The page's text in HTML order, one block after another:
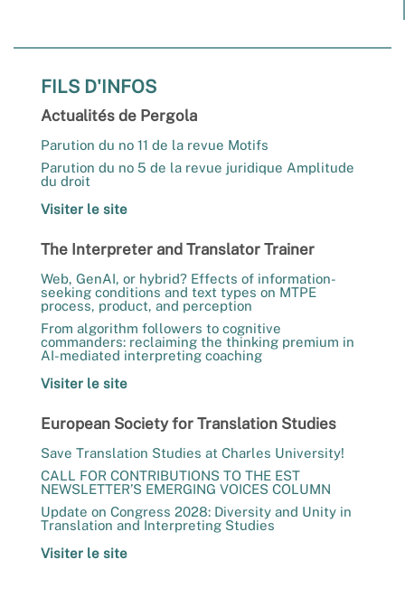
FILS D'INFOS
Actualités de Pergola
Parution du no 11 de la revue Motifs
Parution du no 5 de la revue juridique Amplitude
du droit
Visiter le site
The Interpreter and Translator Trainer
Web, GenAI, or hybrid? Effects of information-
seeking conditions and text types on MTPE
process, product, and perception
From algorithm followers to cognitive
commanders: reclaiming the thinking premium in
AI-mediated interpreting coaching
Visiter le site
European Society for Translation Studies
Save Translation Studies at Charles University!
CALL FOR CONTRIBUTIONS TO THE EST
NEWSLETTER’S EMERGING VOICES COLUMN
Update on Congress 2028: Diversity and Unity in
Translation and Interpreting Studies
Visiter le site